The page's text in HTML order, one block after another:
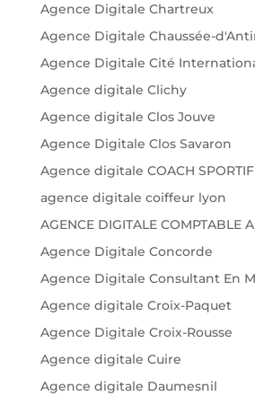
Agence Digitale Chartreux
Agence Digitale Chaussée-
Agence Digitale Cité
Agence digitale Clichy
Agence digitale Clos Jouve
Agence Digitale Clos Savaron
Agence digitale COACH SPORTIF
agence digitale coiffeur lyon
AGENCE DIGITALE COMPTABLE
Agence Digitale Concorde
Agence Digitale Consultant En
Agence digitale Croix-Paquet
Agence Digitale Croix-Rousse
Agence digitale Cuire
Agence digitale Daumesnil